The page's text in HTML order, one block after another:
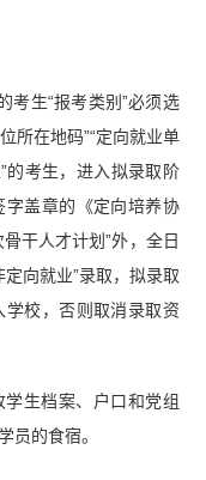
考生“报考类别”必须选
所在地码”“定向就业单
的考生，进入拟录取阶
盖章的《定向培养协
干人才计划”外，全日
向就业”录取，拟录取
校，否则取消录取资
生档案、户口和党组
员的食宿。